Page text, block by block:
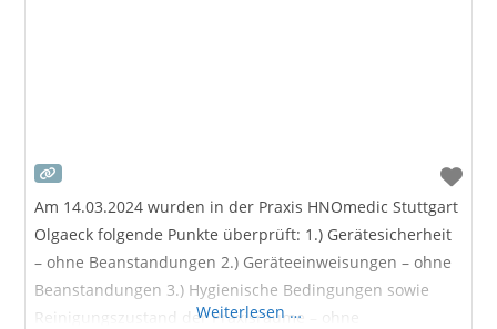
Am 14.03.2024 wurden in der Praxis HNOmedic Stuttgart
Olgaeck folgende Punkte überprüft: 1.) Gerätesicherheit
– ohne Beanstandungen 2.) Geräteeinweisungen – ohne
Beanstandungen 3.) Hygienische Bedingungen sowie
Reinigungszustand der Praxisräume – ohne
Weiterlesen …